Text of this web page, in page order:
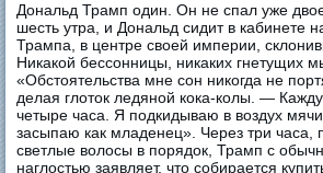
Дональд Трамп один. Он не спал уже
шесть утра, и Дональд сидит в кабинете
Трампа, в центре своей империи,
Никакой бессонницы, никаких гнетущих
«Обстоятельства мне сон никогда не
делая глоток ледяной кока-колы. —
четыре часа. Я подкидываю в воздух
засыпаю как младенец». Через три часа,
светлые волосы в порядок, Трамп с
наглостью заявляет, что собирается